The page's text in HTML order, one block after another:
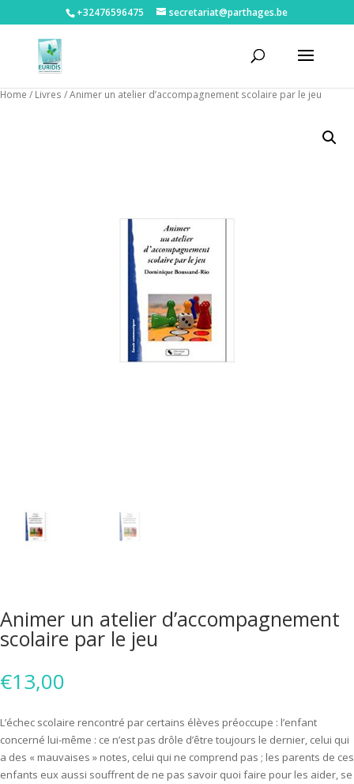
+32476596475‬ secretariat@parthages.be
Home / Livres / Animer un atelier d’accompagnement scolaire par le jeu
Animer un atelier d’accompagnement
scolaire par le jeu
€13,00
L’échec scolaire rencontré par certains élèves préoccupe : l’enfant
concerné lui-même : ce n’est pas drôle d’être toujours le dernier, celui qui
a des « mauvaises » notes, celui qui ne comprend pas ; les parents de ces
enfants eux aussi souffrent de ne pas savoir quoi faire pour les aider, se